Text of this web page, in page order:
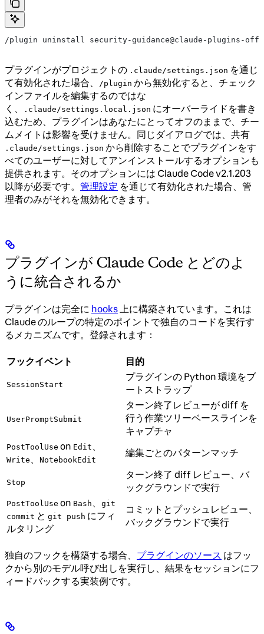
/plugin uninstall security-guidance@claude-plugins-
プラグインがプロジェクトの .claude/settings.json を通じ
て有効化された場合、
/plugin から無効化すると、チェック
インファイルを編集するのではな
く、
.claude/settings.local.json にオーバーライドを書き
込むため、プラグインはあなたにとってオフのままで、チー
ムメイトは影響を受けません。同じダイアログでは、共有
.claude/settings.json から削除することでプラグインをす
べてのユーザーに対してアンインストールするオプションも
提供されます。そのオプションには Claude Code v2.1.203
以降が必要です。 管理設定 を通じて有効化された場合、管
理者のみがそれを無効化できます。
プラグインが Claude Code とどのよ
うに統合されるか
プラグインは完全に hooks 上に構築されています。これは
Claude のループの特定のポイントで独自のコードを実行す
るメカニズムです。登録されます：
フックイベント 目的
SessionStart
プラグインの Python 環境をブ
ートストラップ
UserPromptSubmit
ターン終了レビューが diff を
行う作業ツリーベースラインを
キャプチャ
PostToolUse on Edit
Write NotebookEdit
編集ごとのパターンマッチ
Stop
ターン終了 diff レビュー、バ
ックグラウンドで実行
PostToolUse on Bash
git
commit と git push にフィ
ルタリング
コミットとプッシュレビュー、
バックグラウンドで実行
独自のフックを構築する場合、 プラグインのソース はフッ
クから別のモデル呼び出しを実行し、結果をセッションにフ
ィードバックする実装例です。